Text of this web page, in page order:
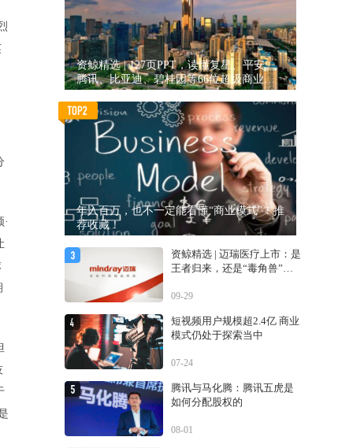
资鲸精选 | 127页PPT，读懂复星、平安、
腾讯、比亚迪、碧桂园等66位超级商业巨
头未来产业布局！（非常值得收藏！）
年入百万，也不一定能看懂“商业模式”！推
荐收藏！
资鲸精选 | 迈瑞医疗上市：是
王者归来，还是“毒角兽”降
09-29
短视频用户规模超2.4亿 商业
模式仍处于探索当中
07-24
腾讯与马化腾：腾讯五虎是
如何分配股权的
08-01